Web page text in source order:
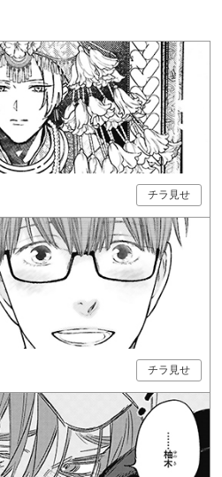
チラ見せ
チラ見せ